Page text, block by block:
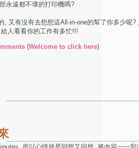
永遠都不壞的打印機嗎?
, 又有沒有去想想這All-in-one的幫了你多少呢
人看看你的工作有多忙!!!
(Welcome to click here)